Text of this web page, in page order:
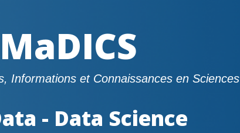
MaDICS
Informations et Connaissances en Sciences
- Data Science